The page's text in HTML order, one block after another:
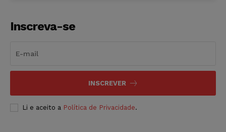
Inscreva-se
INSCREVER
Li e aceito a Política de Privacidade.